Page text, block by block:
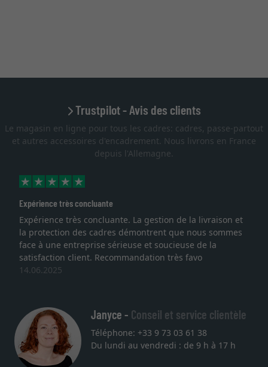
Trustpilot - Avis des clients
Le magasin en ligne pour tous les cadres: cadres, passe-partout
et autres accessoires d'encadrement. Nous livrons en France
depuis l'Allemagne.
Expérience très concluante
Expérience très concluante. La gestion de la livraison et
la protection des cadres démontrent que nous sommes
face à une entreprise sérieuse et soucieuse de la
satisfaction client. Recommandation très favo
14.06.2025
Janyce - Conseil et service clientèle
Téléphone: +33 9 73 03 61 38
Du lundi au vendredi : de 9 h à 17 h